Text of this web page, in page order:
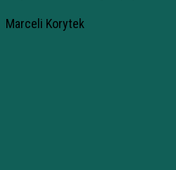
Marceli Korytek